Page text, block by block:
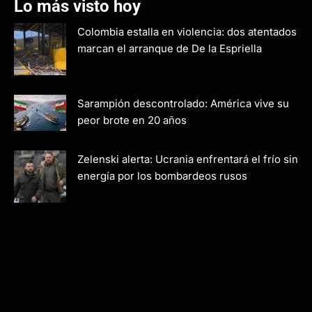
Lo más visto hoy
Colombia estalla en violencia: dos atentados
marcan el arranque de De la Espriella
Sarampión descontrolado: América vive su
peor brote en 20 años
Zelenski alerta: Ucrania enfrentará el frío sin
energía por los bombardeos rusos